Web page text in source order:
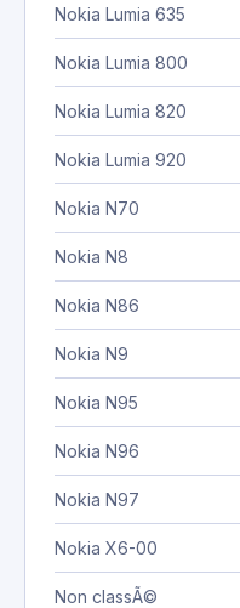
Nokia Lumia 635
Nokia Lumia 800
Nokia Lumia 820
Nokia Lumia 920
Nokia N70
Nokia N8
Nokia N86
Nokia N9
Nokia N95
Nokia N96
Nokia N97
Nokia X6-00
Non classÃ©